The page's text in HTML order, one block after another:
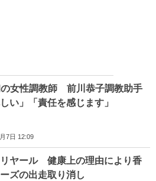
女性調教師 前川恭子調教助手
しい」「責任を感じます」
7日 12:09
ヤール 健康上の理由により香
ズの出走取り消し